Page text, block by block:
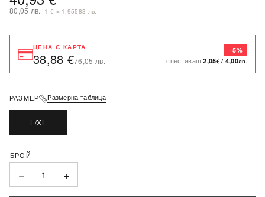
80,05 лв. · 1 € = 1,95583 лв.
ЦЕНА С КАРТА
38,88 €76,05 лв.
−5%
спестяваш2,05€/ 4,00лв.
РАЗМЕР Размерна таблица
L/XL
− 1 +